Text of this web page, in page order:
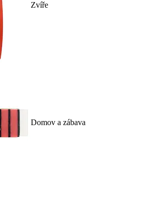
Zvíře
Domov a zábava